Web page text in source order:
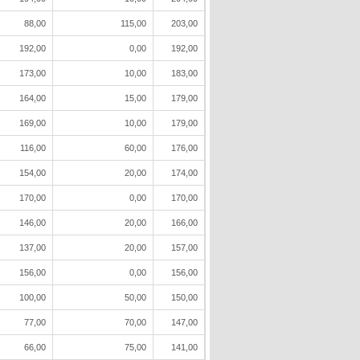
88,00 115,00 203,00
192,00 0,00 192,00
173,00 10,00 183,00
164,00 15,00 179,00
169,00 10,00 179,00
116,00 60,00 176,00
154,00 20,00 174,00
170,00 0,00 170,00
146,00 20,00 166,00
137,00 20,00 157,00
156,00 0,00 156,00
100,00 50,00 150,00
77,00 70,00 147,00
66,00 75,00 141,00